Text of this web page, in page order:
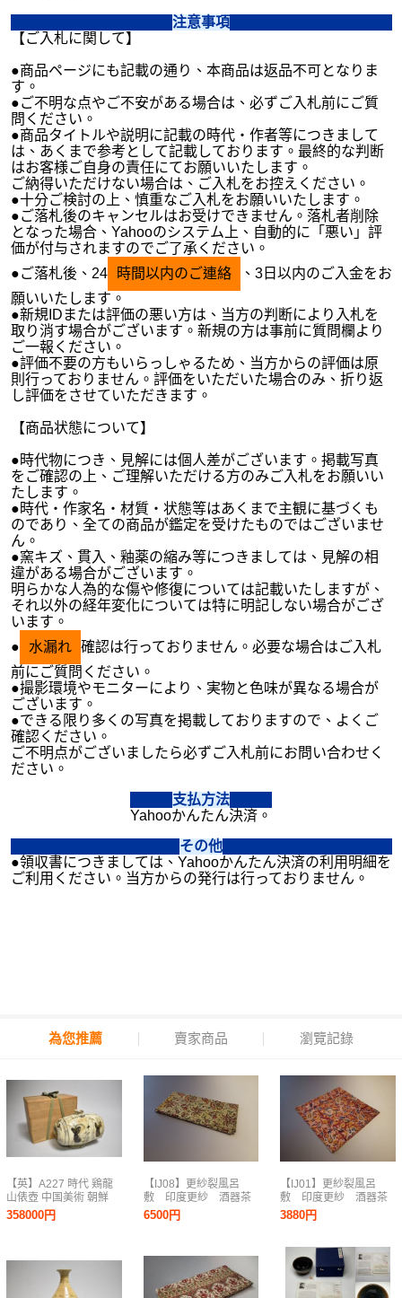
注意事項
【ご入札に関して】
●商品ページにも記載の通り、本商品は返品不可となりま
す。
●ご不明な点やご不安がある場合は、必ずご入札前にご質
問ください。
●商品タイトルや説明に記載の時代・作者等につきまして
は、あくまで参考として記載しております。最終的な判断
はお客様ご自身の責任にてお願いいたします。
ご納得いただけない場合は、ご入札をお控えください。
●十分ご検討の上、慎重なご入札をお願いいたします。
●ご落札後のキャンセルはお受けできません。落札者削除
となった場合、Yahooのシステム上、自動的に「悪い」評
価が付与されますのでご了承ください。
●ご落札後、24
時間以内のご連絡
、3日以内のご入金をお
願いいたします。
●新規IDまたは評価の悪い方は、当方の判断により入札を
取り消す場合がございます。新規の方は事前に質問欄より
ご一報ください。
●評価不要の方もいらっしゃるため、当方からの評価は原
則行っておりません。評価をいただいた場合のみ、折り返
し評価をさせていただきます。
【商品状態について】
●時代物につき、見解には個人差がございます。掲載写真
をご確認の上、ご理解いただける方のみご入札をお願いい
たします。
●時代・作家名・材質・状態等はあくまで主観に基づくも
のであり、全ての商品が鑑定を受けたものではございませ
ん。
●窯キズ、貫入、釉薬の縮み等につきましては、見解の相
違がある場合がございます。
明らかな人為的な傷や修復については記載いたしますが、
それ以外の経年変化については特に明記しない場合がござ
います。
●
水漏れ
確認は行っておりません。必要な場合はご入札
前にご質問ください。
●撮影環境やモニターにより、実物と色味が異なる場合が
ございます。
●できる限り多くの写真を掲載しておりますので、よくご
確認ください。
ご不明点がございましたら必ずご入札前にお問い合わせく
ださい。
支払方法
Yahooかんたん決済。
その他
●領収書につきましては、Yahooかんたん決済の利用明細を
ご利用ください。当方からの発行は行っておりません。
為您推薦 賣家商品 瀏覽記錄
【英】A227 時代 鶏龍
山俵壺 中国美術 朝鮮
韓国 壷 花器 骨董品 美
術品 古美術 時代品 mz
358000円
【IJ08】更紗裂風呂
敷 印度更紗 酒器茶
道具茶箱
6500円
【IJ01】更紗裂風呂
敷 印度更紗 酒器茶
道具茶箱
3880円